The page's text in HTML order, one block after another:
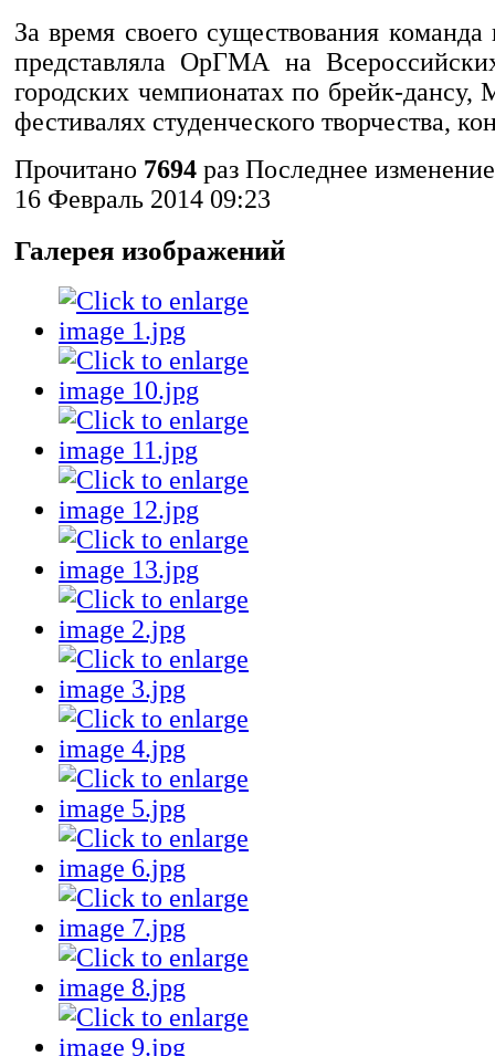
За время своего существования
представляла ОрГМА на
городских чемпионатах по брейк-
фестивалях студенческого творчества,
Прочитано 7694 раз Последнее
16 Февраль 2014 09:23
Галерея изображений